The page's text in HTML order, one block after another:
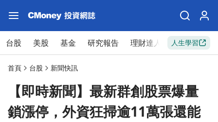
台股 美股 基金 研究報告 理財達人 新手入門
人生學習
首頁 台股 新聞快訊
【即時新聞】最新群創股票爆量
鎖漲停，外資狂掃逾11萬張還能